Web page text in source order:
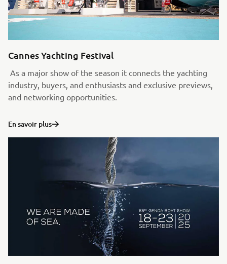
Cannes Yachting Festival
As a major show of the season it connects the yachting
industry, buyers, and enthusiasts and exclusive previews,
and networking opportunities.
En savoir plus